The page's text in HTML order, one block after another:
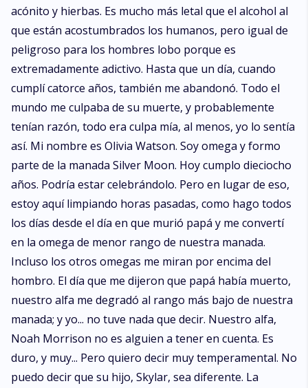
acónito y hierbas. Es mucho más letal que el alcohol al
que están acostumbrados los humanos, pero igual de
peligroso para los hombres lobo porque es
extremadamente adictivo. Hasta que un día, cuando
cumplí catorce años, también me abandonó. Todo el
mundo me culpaba de su muerte, y probablemente
tenían razón, todo era culpa mía, al menos, yo lo sentía
así. Mi nombre es Olivia Watson. Soy omega y formo
parte de la manada Silver Moon. Hoy cumplo dieciocho
años. Podría estar celebrándolo. Pero en lugar de eso,
estoy aquí limpiando horas pasadas, como hago todos
los días desde el día en que murió papá y me convertí
en la omega de menor rango de nuestra manada.
Incluso los otros omegas me miran por encima del
hombro. El día que me dijeron que papá había muerto,
nuestro alfa me degradó al rango más bajo de nuestra
manada; y yo... no tuve nada que decir. Nuestro alfa,
Noah Morrison no es alguien a tener en cuenta. Es
duro, y muy... Pero quiero decir muy temperamental. No
puedo decir que su hijo, Skylar, sea diferente. La